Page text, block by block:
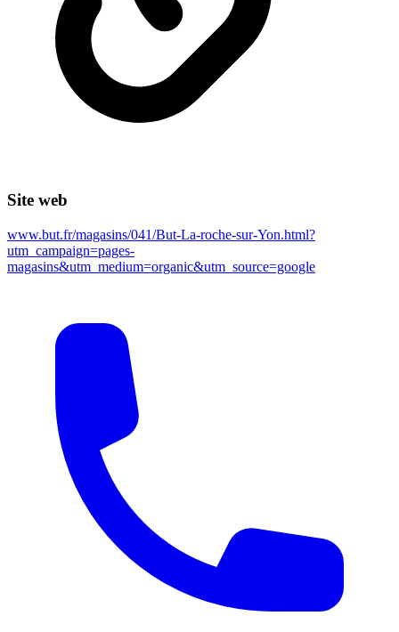
Site web
www.but.fr/magasins/041/But-La-roche-sur-Yon.html?
utm_campaign=pages-
magasins&utm_medium=organic&utm_source=google